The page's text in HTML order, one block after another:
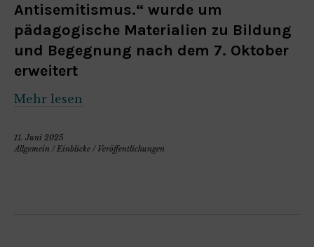
Antisemitismus.“ wurde um
pädagogische Materialien zu Bildung
und Begegnung nach dem 7. Oktober
erweitert
Mehr lesen
11. Juni 2025
Allgemein /Einblicke / Veröffentlichungen